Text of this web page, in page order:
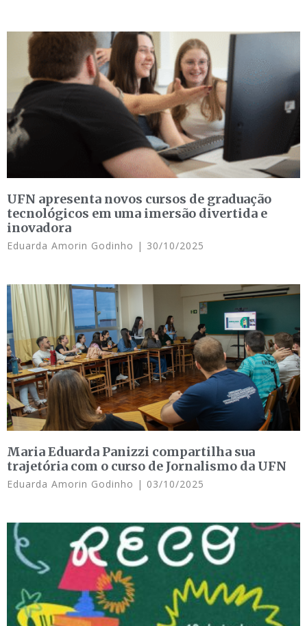
UFN apresenta novos cursos de graduação
tecnológicos em uma imersão divertida e
inovadora
Eduarda Amorin Godinho 30/10/2025
Maria Eduarda Panizzi compartilha sua
trajetória com o curso de Jornalismo da UFN
Eduarda Amorin Godinho 03/10/2025